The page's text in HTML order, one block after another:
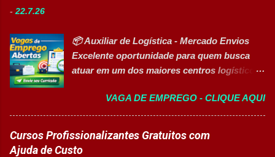
profissionais com diferentes perfis e níveis
de experiência. Vagas disponíveis Analista
de Projetos Pleno Auxiliar de Almoxarifado
Manutenção II Banco de Talentos Áreas de
atuação Produção Industrial. Logística.
Almoxarifado. Projetos. Engenharia.
Manutenção Industrial. Operações. Banco de
- 22.7.26
📦 Auxiliar de Logística - Mercado Envios
Excelente oportunidade para quem busca
atuar em um dos maiores centros logísticos
📋 Sobre a oportunidade O Mercado Envios
está com oportunidade para Auxiliar de
Logística . A empresa busca profissionais
comprometidos, organizados e que desejam
VAGA DE EMPREGO - CLIQUE AQUI
Cursos Profissionalizantes Gratuitos com
Ajuda de Custo